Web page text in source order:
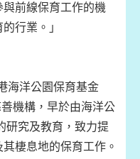
前線保育工作的機
行業。」
海洋公園保育基金
善機構，早於由海洋公
研究及教育，致力提
棲息地的保育工作。